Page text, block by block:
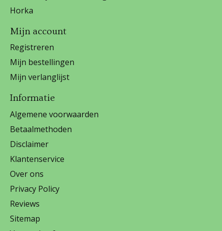
Horka
Mijn account
Registreren
Mijn bestellingen
Mijn verlanglijst
Informatie
Algemene voorwaarden
Betaalmethoden
Disclaimer
Klantenservice
Over ons
Privacy Policy
Reviews
Sitemap